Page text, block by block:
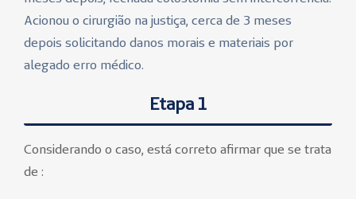
Acionou o cirurgião na justiça, cerca de 3 meses
depois solicitando danos morais e materiais por
alegado erro médico.
Etapa 1
Considerando o caso, está correto afirmar que se trata
de :